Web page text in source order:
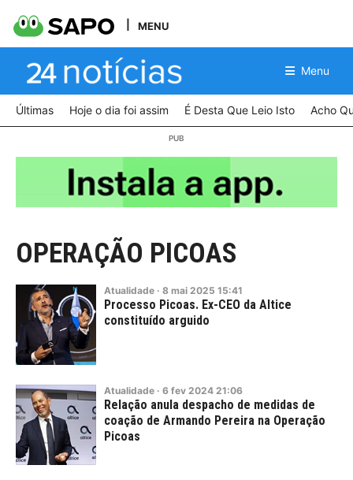
MENU
Menu
Últimas Hoje o dia foi assim É Desta Que Leio Isto Acho
OPERAÇÃO PICOAS
Atualidade · 8 mai 2025 15:41
Processo Picoas. Ex-CEO da Altice
constituído arguido
Atualidade · 6 fev 2024 21:06
Relação anula despacho de medidas de
coação de Armando Pereira na Operação
Picoas